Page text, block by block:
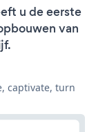
u de eerste
van
captivate, turn